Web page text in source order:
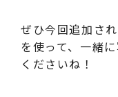
ぜひ今回追加さ
を使って、一緒
くださいね！